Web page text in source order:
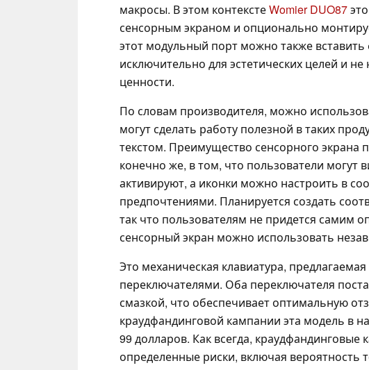
макросы. В этом контекстеWomier DUO87
сенсорным экраном и опционально
этот модульный порт можно также вставить
исключительно для эстетических целей и не
ценности.
По словам производителя, можно
могут сделать работу полезной в таких
текстом. Преимущество сенсорного
конечно же, в том, что пользователи могут
активируют, а иконки можно настроить в
предпочтениями. Планируется создать
так что пользователям не придется самим
сенсорный экран можно использовать
Это механическая клавиатура,
переключателями. Оба переключателя
смазкой, что обеспечивает оптимальную
краудфандинговой кампании эта модель в
99 долларов. Как всегда, краудфандинговые
определенные риски, включая вероятность